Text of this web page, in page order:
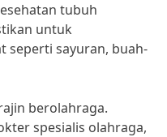
tubuh
untuk
seperti sayuran, buah-
berolahraga.
spesialis olahraga,